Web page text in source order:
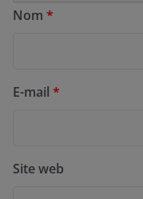
Nom *
E-mail *
Site web